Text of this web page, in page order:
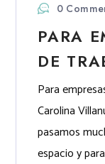
0
PARA
DE
Para
Carolina
pasamos
espacio y